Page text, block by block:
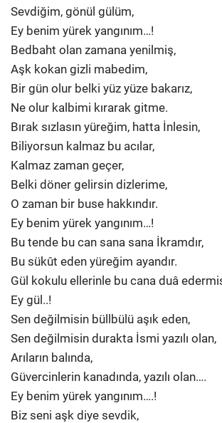
Sevdiğim, gönül gülüm,
Ey benim yürek yangınım…!
Bedbaht olan zamana yenilmiş,
Aşk kokan gizli mabedim,
Bir gün olur belki yüz yüze bakarız,
Ne olur kalbimi kırarak gitme.
Bırak sızlasın yüreğim, hatta İnlesin,
Biliyorsun kalmaz bu acılar,
Kalmaz zaman geçer,
Belki döner gelirsin dizlerime,
O zaman bir buse hakkındır.
Ey benim yürek yangınım…!
Bu tende bu can sana sana İkramdır,
Bu sükût eden yüreğim ayandır.
Gül kokulu ellerinle bu cana duâ
Ey gül..!
Sen değilmisin büllbülü aşık eden,
Sen değilmisin durakta İsmi yazılı olan,
Arıların balında,
Güvercinlerin kanadında, yazılı olan….
Ey benim yürek yangınım….!
Biz seni aşk diye sevdik,